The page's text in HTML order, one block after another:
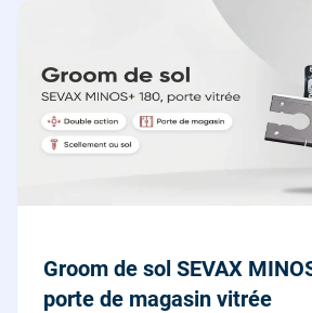
Groom de sol SEVAX
porte de magasin vitrée